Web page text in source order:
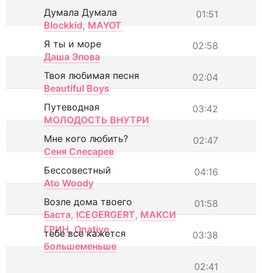
01:51
Думала Думала
Blockkid, MAYOT
02:58
Я ты и море
Даша Эпова
02:04
Твоя любимая песня
Beautiful Boys
03:42
Путеводная
МОЛОДОСТЬ ВНУТРИ
02:47
Мне кого любить?
Сеня Слесарев
04:16
Бессовестный
Ato Woody
01:58
Возле дома твоего
Баста, ICEGERGERT, МАКСИ
ГРИН, Onative 03:38
тебе все кажется
большеменьше
02:41